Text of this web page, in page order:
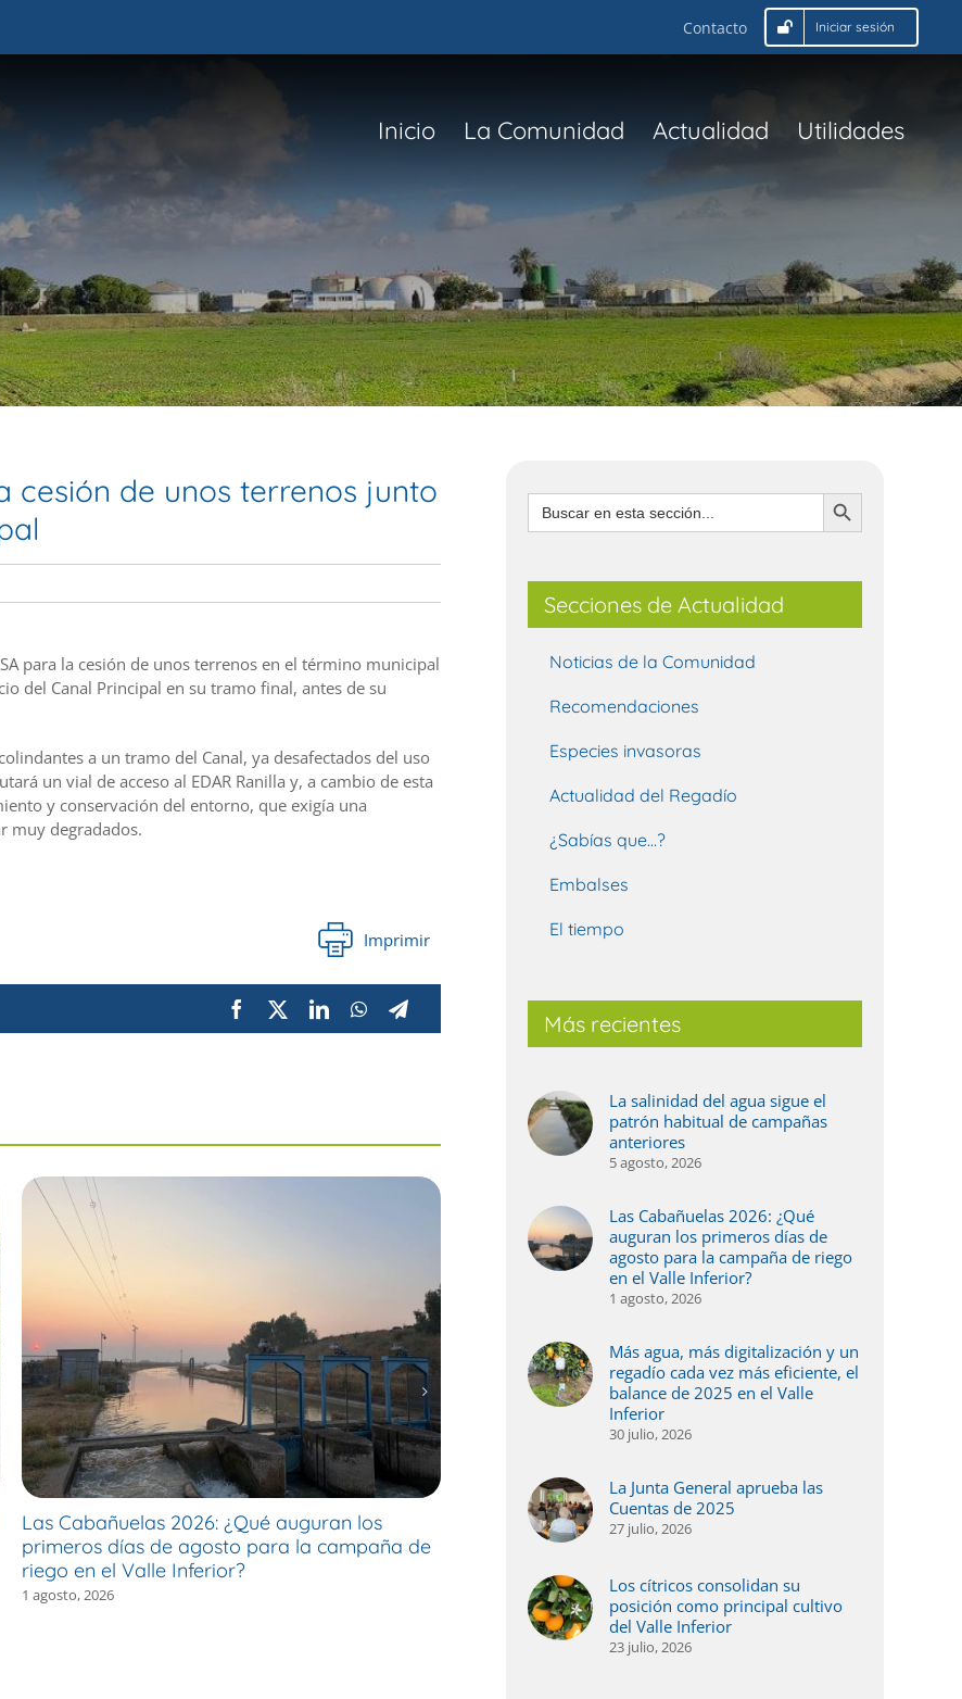
Contacto Iniciar sesión
Inicio La Comunidad Actualidad Utilidades
cesión de unos terrenos junto
para la cesión de unos terrenos en el término municipal
del Canal Principal en su tramo final, antes de su
a un tramo del Canal, ya desafectados del uso
un vial de acceso al EDAR Ranilla y, a cambio de esta
y conservación del entorno, que exigía una
muy degradados.
Imprimir
Las Cabañuelas 2026: ¿Qué auguran los
primeros días de agosto para la campaña de
riego en el Valle Inferior?
1 agosto, 2026
Más agua, más digitalización y un regadío
cada vez más eficiente, el balance de 2025 en
el Valle Inferior
30 julio, 2026
Buscar: Botón de búsqueda
Secciones de Actualidad
Noticias de la Comunidad
Recomendaciones
Especies invasoras
Actualidad del Regadío
¿Sabías que…?
Embalses
El tiempo
Más recientes
La salinidad del agua sigue el
patrón habitual de campañas
anteriores
5 agosto, 2026
Las Cabañuelas 2026: ¿Qué
auguran los primeros días de
agosto para la campaña de riego
en el Valle Inferior?
1 agosto, 2026
Más agua, más digitalización y un
regadío cada vez más eficiente, el
balance de 2025 en el Valle
Inferior
30 julio, 2026
La Junta General aprueba las
Cuentas de 2025
27 julio, 2026
Los cítricos consolidan su
posición como principal cultivo
del Valle Inferior
23 julio, 2026